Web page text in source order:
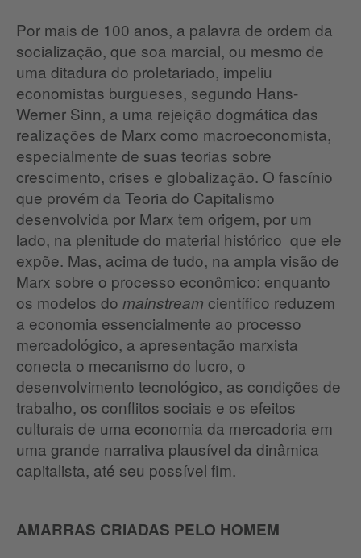
Por mais de 100 anos, a palavra de ordem da
socialização, que soa marcial, ou mesmo de
uma ditadura do proletariado, impeliu
economistas burgueses, segundo Hans-
Werner Sinn, a uma rejeição dogmática das
realizações de Marx como macroeconomista,
especialmente de suas teorias sobre
crescimento, crises e globalização. O fascínio
que provém da Teoria do Capitalismo
desenvolvida por Marx tem origem, por um
lado, na plenitude do material histórico que ele
expõe. Mas, acima de tudo, na ampla visão de
Marx sobre o processo econômico: enquanto
os modelos do mainstream científico reduzem
a economia essencialmente ao processo
mercadológico, a apresentação marxista
conecta o mecanismo do lucro, o
desenvolvimento tecnológico, as condições de
trabalho, os conflitos sociais e os efeitos
culturais de uma economia da mercadoria em
uma grande narrativa plausível da dinâmica
capitalista, até seu possível fim.
AMARRAS CRIADAS PELO HOMEM